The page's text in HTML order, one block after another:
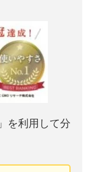
」を利用して分